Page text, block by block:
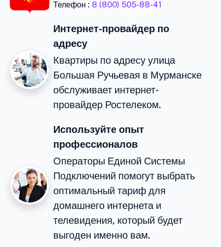
Телефон : 8 (800) 505-88-41
Интернет-провайдер по
адресу
Квартиры по адресу улица
Большая Ручьевая в Мурманске
обслуживает интернет-
провайдер Ростелеком.
Используйте опыт
профессионалов
Операторы Единой Системы
Подключений помогут выбрать
оптимальный тариф для
домашнего интернета и
телевидения, который будет
выгоден именно вам.